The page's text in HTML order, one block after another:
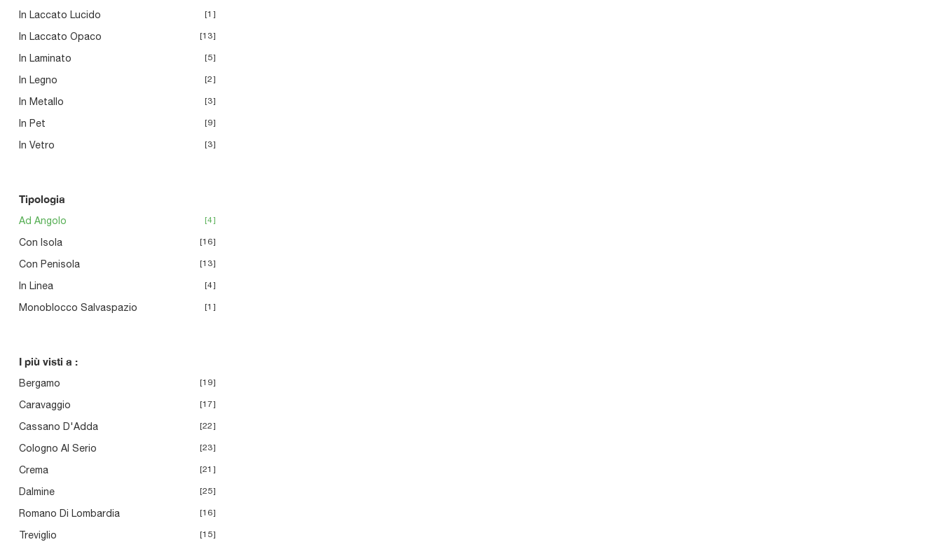
In Laccato Lucido 1
In Laccato Opaco 13
In Laminato 5
In Legno 2
In Metallo 3
In Pet 9
In Vetro 3
Tipologia
Ad Angolo 4
Con Isola 16
Con Penisola 13
In Linea 4
Monoblocco Salvaspazio 1
I più visti a :
Bergamo 19
Caravaggio 17
Cassano D'Adda 22
Cologno Al Serio 23
Crema 21
Dalmine 25
Romano Di Lombardia 16
Treviglio 15